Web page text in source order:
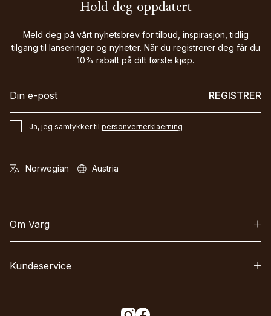
Hold deg oppdatert
Meld deg på vårt nyhetsbrev for tilbud, inspirasjon, tidlig
tilgang til lanseringer og nyheter. Når du registrerer deg får du
10% rabatt på ditt første kjøp.
REGISTRER
Ja, jeg samtykker til personvernerklaerning
Om Varg
Kundeservice